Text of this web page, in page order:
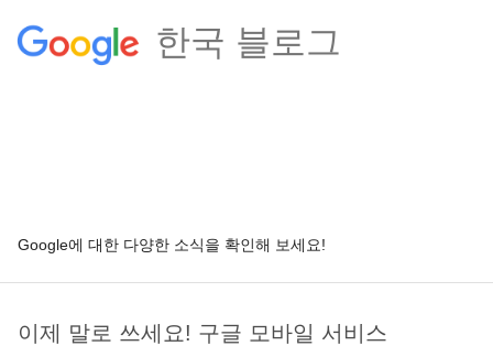
한국 블로그
Google에 대한 다양한 소식을 확인해 보세요!
이제 말로 쓰세요! 구글 모바일 서비스